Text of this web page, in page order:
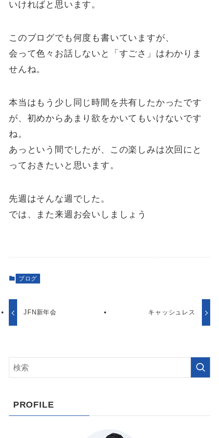
いければと思います。
このブログでも何度も書いていますが、
会って色々お話しないと「すごさ」はわかりま
せんね。
本当はもう少し同じ時間を共有したかったです
が、初めからあまり欲をかいてもいけないです
ね。
あっという間でしたが、この楽しみは次回にと
っておきたいと思います。
先週はそんな週でした。
では、また来週お会いしましょう
ブログ
JFN新年会 キャッシュレス
PROFILE